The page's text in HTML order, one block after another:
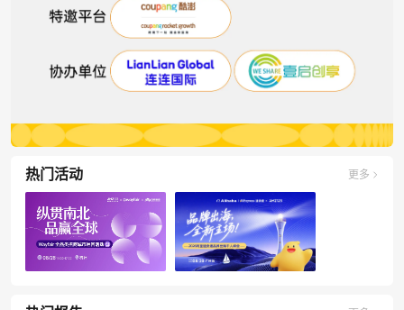
热门活动 更多